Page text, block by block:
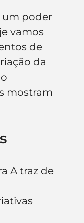
Logotipo
um poder
vamos
de
da
mostram
A traz de